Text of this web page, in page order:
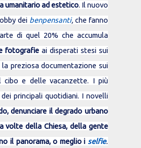
umanitario ad estetico. Il nuovo
dei benpensanti, che fanno
di quel 20% che accumula
fotografieai disperati stesi sui
preziosa documentazione sui
e delle vacanzette. I più
principali quotidiani. I novelli
denunciare il degrado urbano
volte della Chiesa, della gente
il panorama, o meglio i selfie.